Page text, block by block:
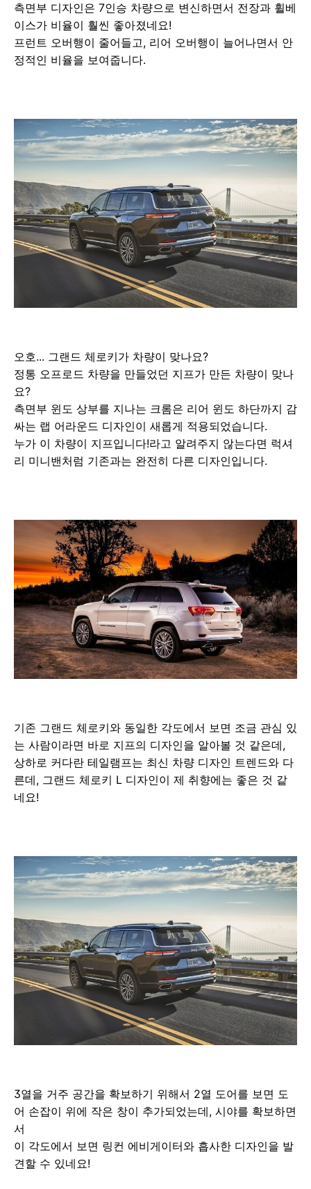
측면부 디자인은 7인승 차량으로 변신하면서 전장과 휠베
이스가 비율이 훨씬 좋아졌네요!
프런트 오버행이 줄어들고, 리어 오버행이 늘어나면서 안
정적인 비율을 보여줍니다.
오호... 그랜드 체로키가 차량이 맞나요?
정통 오프로드 차량을 만들었던 지프가 만든 차량이 맞나
요?
측면부 윈도 상부를 지나는 크롬은 리어 윈도 하단까지 감
싸는 랩 어라운드 디자인이 새롭게 적용되었습니다.
누가 이 차량이 지프입니다!라고 알려주지 않는다면 럭셔
리 미니밴처럼 기존과는 완전히 다른 디자인입니다.
기존 그랜드 체로키와 동일한 각도에서 보면 조금 관심 있
는 사람이라면 바로 지프의 디자인을 알아볼 것 같은데,
상하로 커다란 테일램프는 최신 차량 디자인 트렌드와 다
른데, 그랜드 체로키 L 디자인이 제 취향에는 좋은 것 같
네요!
3열을 거주 공간을 확보하기 위해서 2열 도어를 보면 도
어 손잡이 위에 작은 창이 추가되었는데, 시야를 확보하면
서
이 각도에서 보면 링컨 에비게이터와 흡사한 디자인을 발
견할 수 있네요!